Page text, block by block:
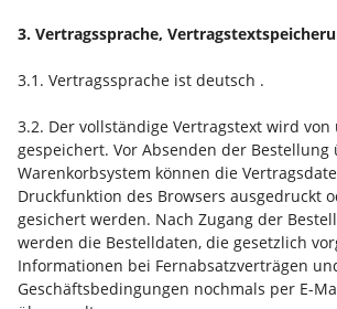
3. Vertragssprache,
3.1. Vertragssprache ist deutsch .
3.2. Der vollständige Vertragstext wird
gespeichert. Vor Absenden der Bestellung
Warenkorbsystem können die
Druckfunktion des Browsers ausgedruckt
gesichert werden. Nach Zugang der
werden die Bestelldaten, die gesetzlich
Informationen bei Fernabsatzverträgen
Geschäftsbedingungen nochmals per E-